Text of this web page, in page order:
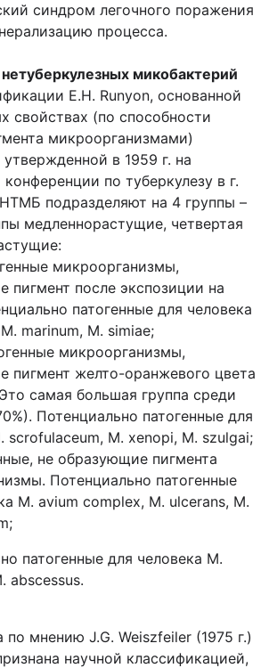
синдром легочного поражения
процесса.
микобактерий
Е.Н. Runyon, основанной
свойствах (по способности
микроорганизмами)
в 1959 г. на
по туберкулезу в г.
подразделяют на 4 группы –
медленнорастущие, четвертая
микроорганизмы,
пигмент после экспозиции на
патогенные для человека
marinum, M. simiae;
микроорганизмы,
пигмент желто-оранжевого цвета
самая большая группа среди
Потенциально патогенные для
scrofulaceum, M. xenopi, M. szulgai;
не образующие пигмента
Потенциально патогенные
M. avium complex, M. ulcerans, M.
патогенные для человека M.
abscessus.
по мнению J.G. Weiszfeiler (1975 г.)
научной классификацией,